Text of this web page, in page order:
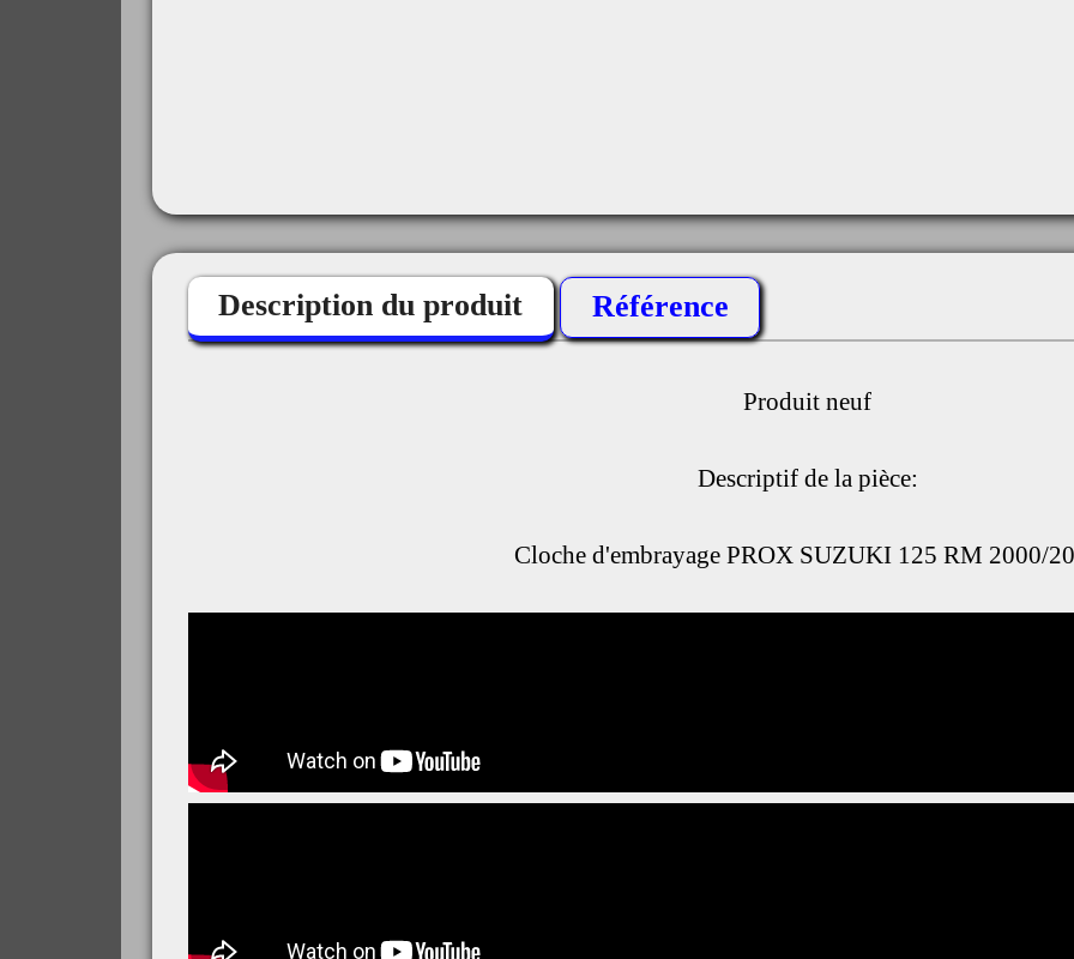
Description du produit Référence
Produit neuf
Descriptif de la pièce:
Cloche d'embrayage PROX SUZUKI 125 RM 2000/